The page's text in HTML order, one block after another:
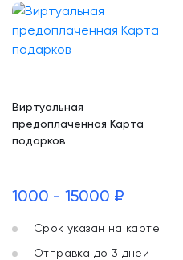
Виртуальная
предоплаченная Карта
подарков
1000 - 15000 ₽
Срок указан на карте
Отправка до 3 дней